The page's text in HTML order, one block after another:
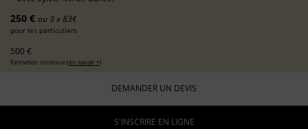
250 € ou 3 x 83€
pour les particuliers
500 €
formation continue (en savoir +)
DEMANDER UN DEVIS
S'INSCRIRE EN LIGNE